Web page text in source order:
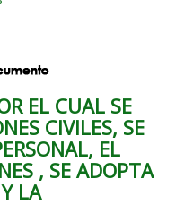
EL CUAL SE
CIVILES, SE
EL
, SE ADOPTA
LA